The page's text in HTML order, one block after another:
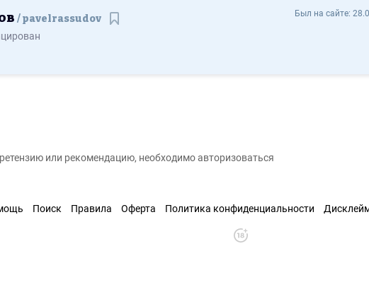
Павел Рассудов pavelrassudov - Отзывы
Был на сайте:
pavelrassudov
или рекомендацию, необходимо авторизоваться
Поиск Правила Оферта Политика конфиденциальности